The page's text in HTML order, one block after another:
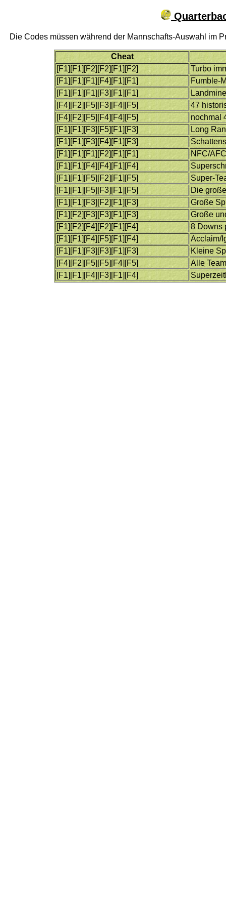
Die Codes müssen während der Mannschafts-Auswahl im
Cheat
[F1][F1][F2][F2][F1][F2]
Turbo
[F1][F1][F1][F4][F1][F1]
Fumble-
[F1][F1][F1][F3][F1][F1]
[F4][F2][F5][F3][F4][F5]
47
[F4][F2][F5][F4][F4][F5]
nochmal
[F1][F1][F3][F5][F1][F3]
Long
[F1][F1][F3][F4][F1][F3]
[F1][F1][F1][F2][F1][F1]
NFC/
[F1][F1][F4][F4][F1][F4]
[F1][F1][F5][F2][F1][F5]
Super-
[F1][F1][F5][F3][F1][F5]
Die
[F1][F1][F3][F2][F1][F3]
Große
[F1][F2][F3][F3][F1][F3]
Große
[F1][F2][F4][F2][F1][F4]
8 Downs
[F1][F1][F4][F5][F1][F4]
Acclaim/
[F1][F1][F3][F3][F1][F3]
Kleine
[F4][F2][F5][F5][F4][F5]
Alle
[F1][F1][F4][F3][F1][F4]